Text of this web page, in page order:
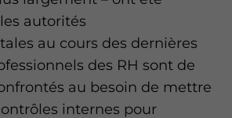
autorités
au cours des dernières
des RH sont de
au besoin de mettre
internes pour